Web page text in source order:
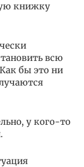
книжку
всю
бы это ни
у кого-то